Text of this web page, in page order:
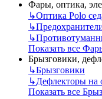
Фары, оптика,
↳Оптика Polo
↳
↳
Показать все
Брызговики,
↳Брызговики
↳Дефлекторы на
Показать все